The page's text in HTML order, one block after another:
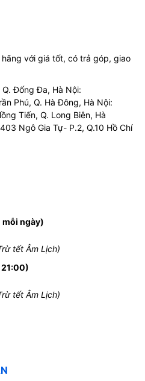
với giá tốt, có trả góp, giao
Đống Đa, Hà Nội:
Phú, Q. Hà Đông, Hà Nội:
Tiến, Q. Long Biên, Hà
Ngô Gia Tự- P.2, Q.10 Hồ Chí
mỗi ngày)
tết Âm Lịch)
21:00)
tết Âm Lịch)